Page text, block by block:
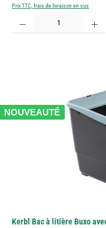
Prix TTC, frais de livraison en sus
Quantité de produit : Entrez la
NOUVEAUTÉ
Kerbl Bac à litière Buxo